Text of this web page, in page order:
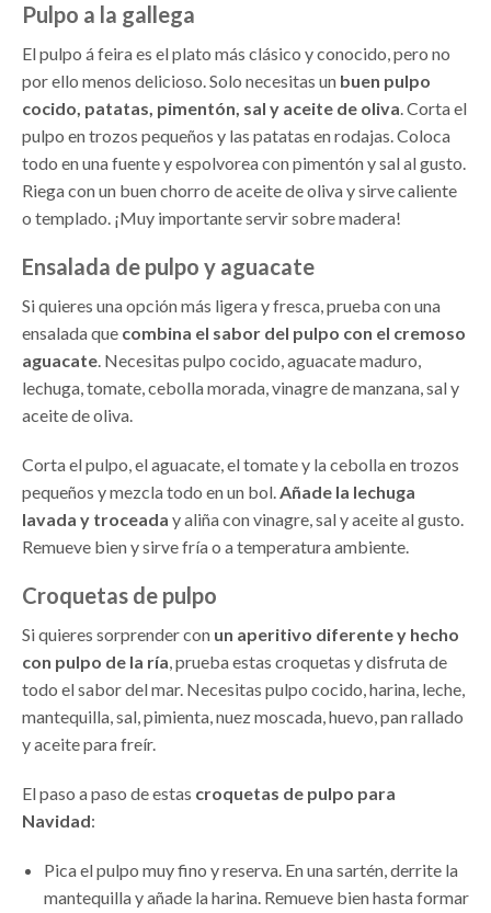
Pulpo a la gallega
El pulpo á feira es el plato más clásico y conocido, pero no
por ello menos delicioso. Solo necesitas un buen pulpo
cocido, patatas, pimentón, sal y aceite de oliva. Corta el
pulpo en trozos pequeños y las patatas en rodajas. Coloca
todo en una fuente y espolvorea con pimentón y sal al gusto.
Riega con un buen chorro de aceite de oliva y sirve caliente
o templado. ¡Muy importante servir sobre madera!
Ensalada de pulpo y aguacate
Si quieres una opción más ligera y fresca, prueba con una
ensalada que combina el sabor del pulpo con el cremoso
aguacate. Necesitas pulpo cocido, aguacate maduro,
lechuga, tomate, cebolla morada, vinagre de manzana, sal y
aceite de oliva.
Corta el pulpo, el aguacate, el tomate y la cebolla en trozos
pequeños y mezcla todo en un bol.Añade la lechuga
lavada y troceada y aliña con vinagre, sal y aceite al gusto.
Remueve bien y sirve fría o a temperatura ambiente.
Croquetas de pulpo
Si quieres sorprender con un aperitivo diferente y hecho
con pulpo de la ría, prueba estas croquetas y disfruta de
todo el sabor del mar. Necesitas pulpo cocido, harina, leche,
mantequilla, sal, pimienta, nuez moscada, huevo, pan rallado
y aceite para freír.
El paso a paso de estas croquetas de pulpo para
Navidad:
Pica el pulpo muy fino y reserva. En una sartén, derrite la
mantequilla y añade la harina. Remueve bien hasta formar